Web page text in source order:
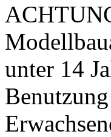
unter 14